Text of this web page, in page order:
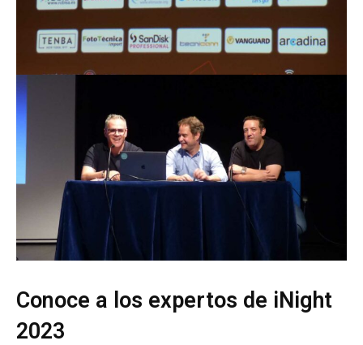
Conoce a los expertos de iNight
2023